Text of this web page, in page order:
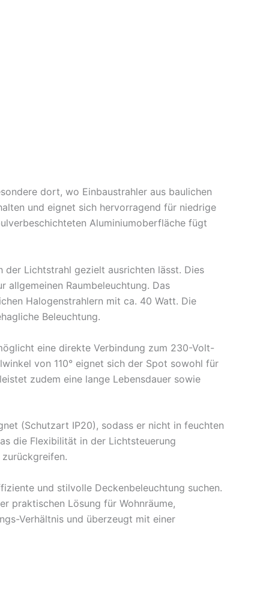
dort, wo Einbaustrahler aus baulichen
und eignet sich hervorragend für niedrige
Aluminiumoberfläche fügt
der Lichtstrahl gezielt ausrichten lässt. Dies
Raumbeleuchtung. Das
Halogenstrahlern mit ca. 40 Watt. Die
Beleuchtung.
eine direkte Verbindung zum 230-Volt-
von 110° eignet sich der Spot sowohl für
zudem eine lange Lebensdauer sowie
(Schutzart IP20), sodass er nicht in feuchten
die Flexibilität in der Lichtsteuerung
und stilvolle Deckenbeleuchtung suchen.
praktischen Lösung für Wohnräume,
Verhältnis und überzeugt mit einer